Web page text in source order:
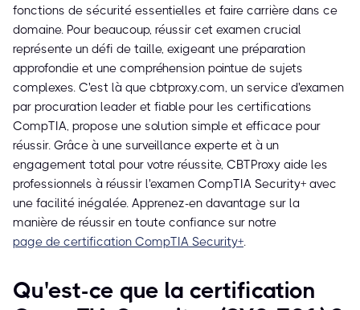
fonctions de sécurité essentielles et faire carrière dans ce
domaine. Pour beaucoup, réussir cet examen crucial
représente un défi de taille, exigeant une préparation
approfondie et une compréhension pointue de sujets
complexes. C'est là que cbtproxy.com, un service d'examen
par procuration leader et fiable pour les certifications
CompTIA, propose une solution simple et efficace pour
réussir. Grâce à une surveillance experte et à un
engagement total pour votre réussite, CBTProxy aide les
professionnels à réussir l'examen CompTIA Security+ avec
une facilité inégalée. Apprenez-en davantage sur la
manière de réussir en toute confiance sur notre
page de certification CompTIA Security+.
Qu'est-ce que la certification